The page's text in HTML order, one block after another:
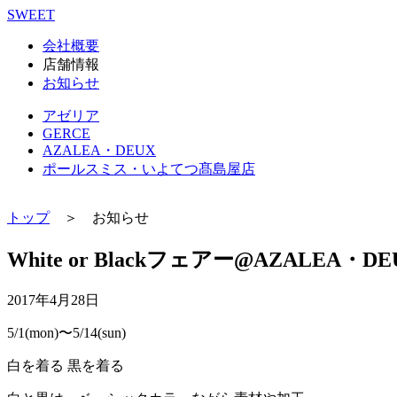
SWEET
会社概要
店舗情報
お知らせ
アゼリア
GERCE
AZALEA・DEUX
ポールスミス・いよてつ髙島屋店
トップ＞ お知らせ
White or Blackフェアー@AZALEA・
2017年4月28日
5/1(mon)〜5/14(sun)
白を着る 黒を着る